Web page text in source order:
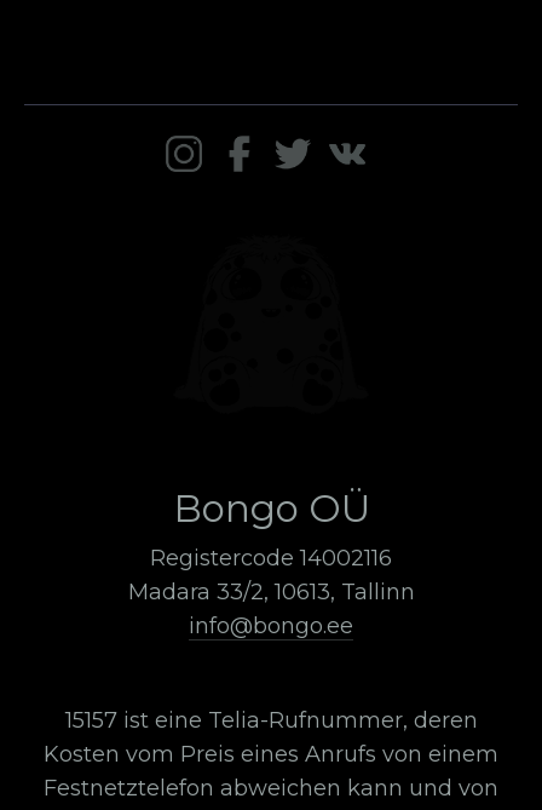
Bongo OÜ
Registercode 14002116
Madara 33/2, 10613, Tallinn
info@bongo.ee
15157 ist eine Telia-Rufnummer, deren
Kosten vom Preis eines Anrufs von einem
Festnetztelefon abweichen kann und von